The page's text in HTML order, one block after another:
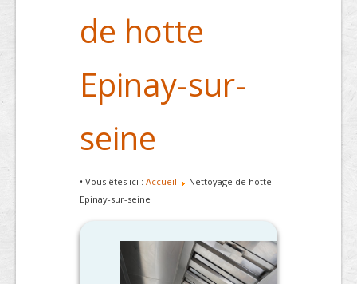
de hotte
Epinay-sur-
seine
• Vous êtes ici : Accueil
Nettoyage de hotte
Epinay-sur-seine